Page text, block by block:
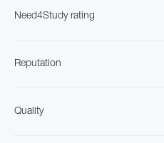
Need4Study rating
Reputation
Quality